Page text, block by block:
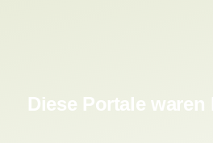
Diese Portale waren